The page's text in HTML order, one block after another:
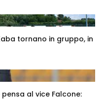
Kaba tornano in gruppo, in
pensa al vice Falcone: